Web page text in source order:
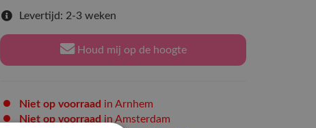
Levertijd: 2-3 weken
Houd mij op de hoogte
Niet op voorraad in Arnhem
Niet op voorraad in Amsterdam